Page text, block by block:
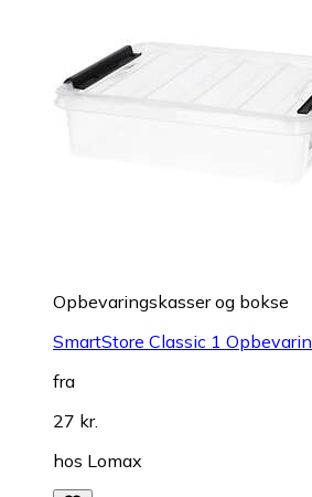
Opbevaringskasser og bokse
SmartStore Classic 1
fra
27 kr.
hos Lomax